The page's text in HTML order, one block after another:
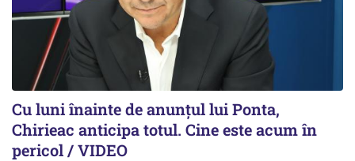
Cu luni înainte de anunțul lui Ponta,
Chirieac anticipa totul. Cine este acum în
pericol / VIDEO